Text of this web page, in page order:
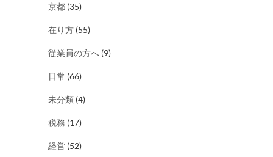
京都 (35)
在り方 (55)
従業員の方へ (9)
日常 (66)
未分類 (4)
税務 (17)
経営 (52)